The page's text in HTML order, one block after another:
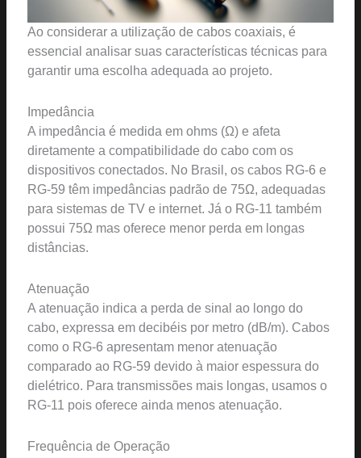
Ao considerar a utilização de cabos coaxiais, é
essencial analisar suas características técnicas para
garantir uma escolha adequada ao projeto.
Impedância
A impedância é medida em ohms (Ω) e afeta
diretamente a compatibilidade do cabo com os
dispositivos conectados. No Brasil, os cabos RG-6 e
RG-59 têm impedâncias padrão de 75Ω, adequadas
para sistemas de TV e internet. Já o RG-11 também
possui 75Ω mas oferece menor perda em longas
distâncias.
Atenuação
A atenuação indica a perda de sinal ao longo do
cabo, expressa em decibéis por metro (dB/m). Cabos
como o RG-6 apresentam menor atenuação
comparado ao RG-59 devido à maior espessura do
dielétrico. Para transmissões mais longas, usamos o
RG-11 pois oferece ainda menos atenuação.
Frequência de Operação